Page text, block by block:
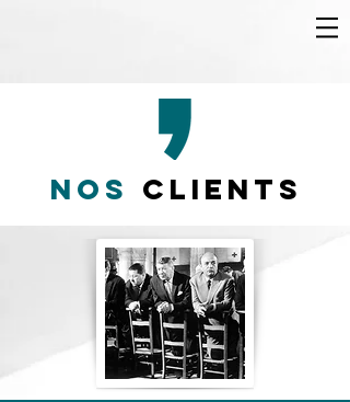
NOS Clients